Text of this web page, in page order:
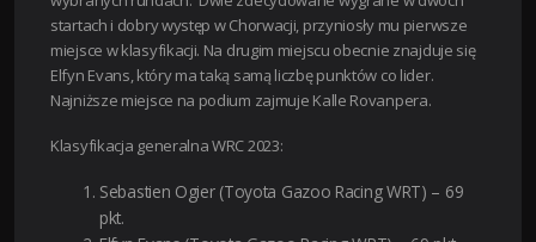
startach i dobry występ w Chorwacji, przyniosły mu pierwsze
miejsce w klasyfikacji. Na drugim miejscu obecnie znajduje się
Elfyn Evans, który ma taką samą liczbę punktów co lider.
Najniższe miejsce na podium zajmuje Kalle Rovanpera.
Klasyfikacja generalna WRC 2023:
Sebastien Ogier (Toyota Gazoo Racing WRT) – 69
pkt.